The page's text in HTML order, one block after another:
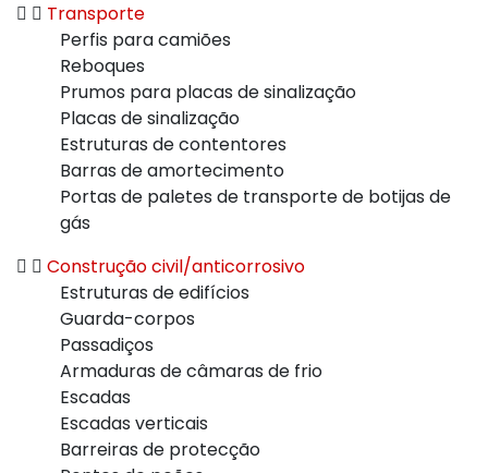
Transporte
Perfis para camiões
Reboques
Prumos para placas de sinalização
Placas de sinalização
Estruturas de contentores
Barras de amortecimento
Portas de paletes de transporte de botijas de
gás
Construção civil/anticorrosivo
Estruturas de edifícios
Guarda-corpos
Passadiços
Armaduras de câmaras de frio
Escadas
Escadas verticais
Barreiras de protecção